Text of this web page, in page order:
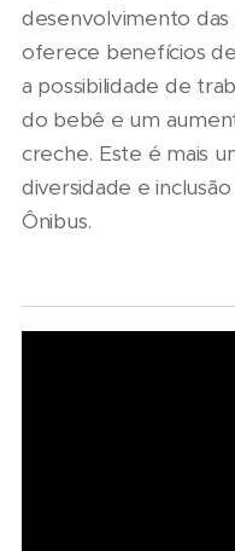
desenvolvimento
oferece benefícios
a possibilidade de
do bebê e um
creche. Este é mais
diversidade e
Ônibus.